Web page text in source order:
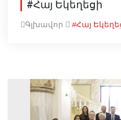
#Հայ Եկեղեցի
Գլխավոր #Հայ